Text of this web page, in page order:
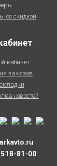
со скидкой
кабинет
заказов
новостей
81-00